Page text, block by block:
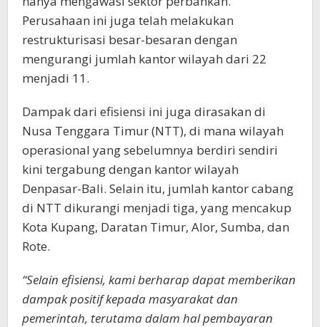
Perusahaan ini juga telah melakukan
restrukturisasi besar-besaran dengan
mengurangi jumlah kantor wilayah dari 22
menjadi 11.
Dampak dari efisiensi ini juga dirasakan di
Nusa Tenggara Timur (NTT), di mana wilayah
operasional yang sebelumnya berdiri sendiri
kini tergabung dengan kantor wilayah
Denpasar-Bali. Selain itu, jumlah kantor cabang
di NTT dikurangi menjadi tiga, yang mencakup
Kota Kupang, Daratan Timur, Alor, Sumba, dan
Rote.
“Selain efisiensi, kami berharap dapat memberikan
dampak positif kepada masyarakat dan
pemerintah, terutama dalam hal pembayaran